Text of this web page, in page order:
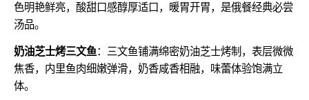
色明艳鲜亮，酸甜口感醇厚适口，暖胃开胃，是俄餐经典必尝
汤品。
奶油芝士烤三文鱼：三文鱼铺满绵密奶油芝士烤制，表层微微
焦香，内里鱼肉细嫩弹滑，奶香咸香相融，味蕾体验饱满立
体。